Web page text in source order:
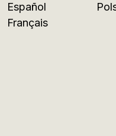
Español
Français